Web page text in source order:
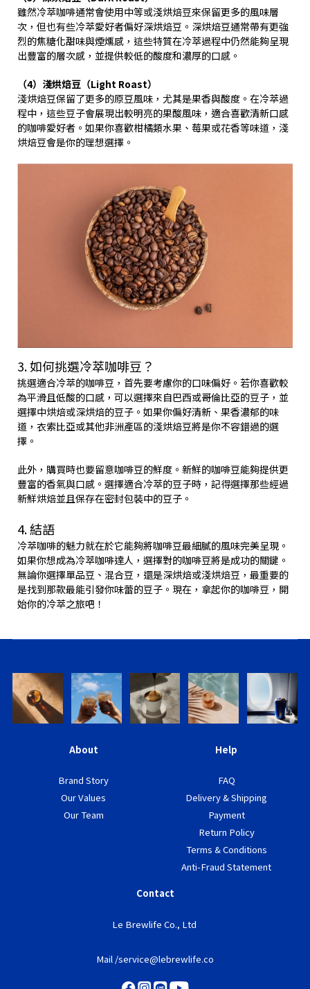
雖然冷萃咖啡通常會使用中等或淺烘焙豆來保留更多的風味層
次，但也有些冷萃愛好者偏好深烘焙豆。深烘焙豆通常帶有更強
烈的焦糖化甜味與煙燻感，這些特質在冷萃過程中仍然能夠呈現
出豐富的層次感，並提供較低的酸度和濃厚的口感。
（4）淺烘焙豆（Light Roast）
淺烘焙豆保留了更多的原豆風味，尤其是果香與酸度。在冷萃過
程中，這些豆子會展現出較明亮的果酸風味，適合喜歡清新口感
的咖啡愛好者。如果你喜歡柑橘類水果、莓果或花香等味道，淺
烘焙豆會是你的理想選擇。
3. 如何挑選冷萃咖啡豆？
挑選適合冷萃的咖啡豆，首先要考慮你的口味偏好。若你喜歡較
為平滑且低酸的口感，可以選擇來自巴西或哥倫比亞的豆子，並
選擇中烘焙或深烘焙的豆子。如果你偏好清新、果香濃郁的味
道，衣索比亞或其他非洲產區的淺烘焙豆將是你不容錯過的選
擇。
此外，購買時也要留意咖啡豆的鮮度。新鮮的咖啡豆能夠提供更
豐富的香氣與口感。選擇適合冷萃的豆子時，記得選擇那些經過
新鮮烘焙並且保存在密封包裝中的豆子。
4. 結語
冷萃咖啡的魅力就在於它能夠將咖啡豆最細膩的風味完美呈現。
如果你想成為冷萃咖啡達人，選擇對的咖啡豆將是成功的關鍵。
無論你選擇單品豆、混合豆，還是深烘焙或淺烘焙豆，最重要的
是找到那款最能引發你味蕾的豆子。現在，拿起你的咖啡豆，開
始你的冷萃之旅吧！
About
Brand Story
Our Values
Our Team
Help
FAQ
Delivery & Shipping
Payment
Return Policy
Terms & Conditions
Anti-Fraud Statement
Contact
Le Brewlife Co., Ltd
Mail /service@lebrewlife.co